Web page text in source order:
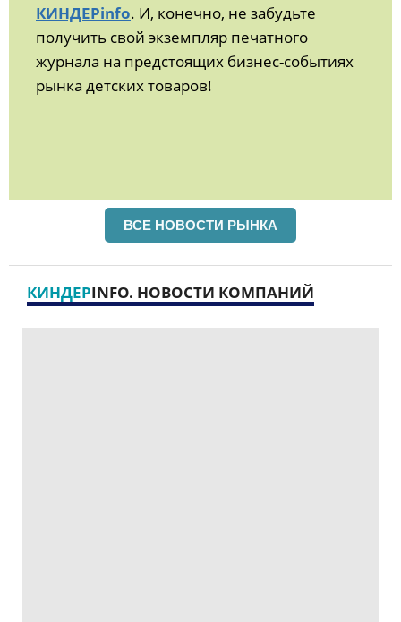
КИНДЕРinfo. И, конечно, не забудьте
получить свой экземпляр печатного
журнала на предстоящих бизнес-событиях
рынка детских товаров!
ВСЕ НОВОСТИ РЫНКА
КИНДЕРINFO. НОВОСТИ КОМПАНИЙ